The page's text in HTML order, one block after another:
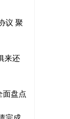
议 聚
来还
面盘点